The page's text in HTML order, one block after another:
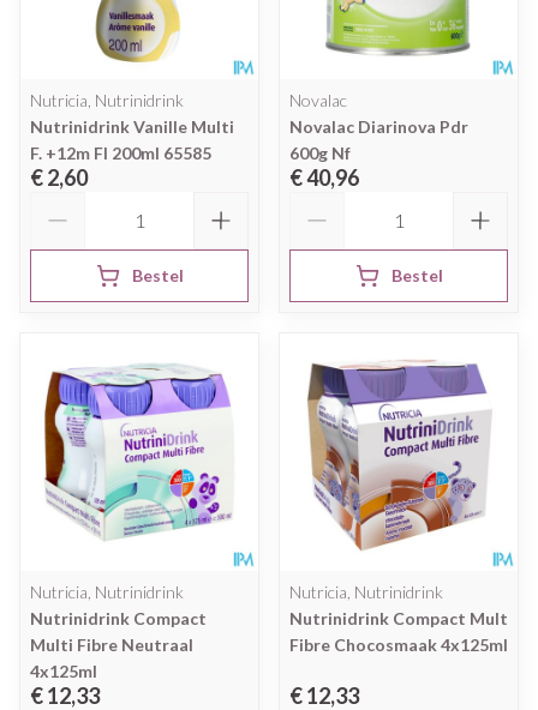
Nutricia, Nutrinidrink
Nutrinidrink Vanille Multi
F. +12m Fl 200ml 65585
€ 2,60
Bestel
Novalac
Novalac Diarinova Pdr
600g Nf
€ 40,96
Bestel
Nutricia, Nutrinidrink
Nutrinidrink Compact
Multi Fibre Neutraal
4x125ml
€ 12,33
Nutricia, Nutrinidrink
Nutrinidrink Compact Mult
Fibre Chocosmaak 4x125ml
€ 12,33